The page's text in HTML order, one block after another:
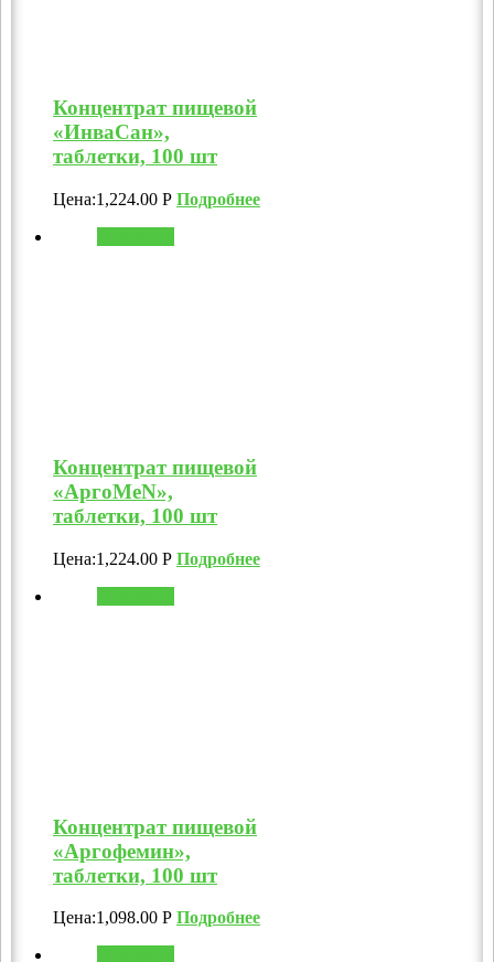
Концентрат пищевой
«ИнваСан»,
таблетки, 100 шт
Цена:1,224.00 Р Подробнее
Концентрат пищевой
«АргоMeN»,
таблетки, 100 шт
Цена:1,224.00 Р Подробнее
Концентрат пищевой
«Аргофемин»,
таблетки, 100 шт
Цена:1,098.00 Р Подробнее